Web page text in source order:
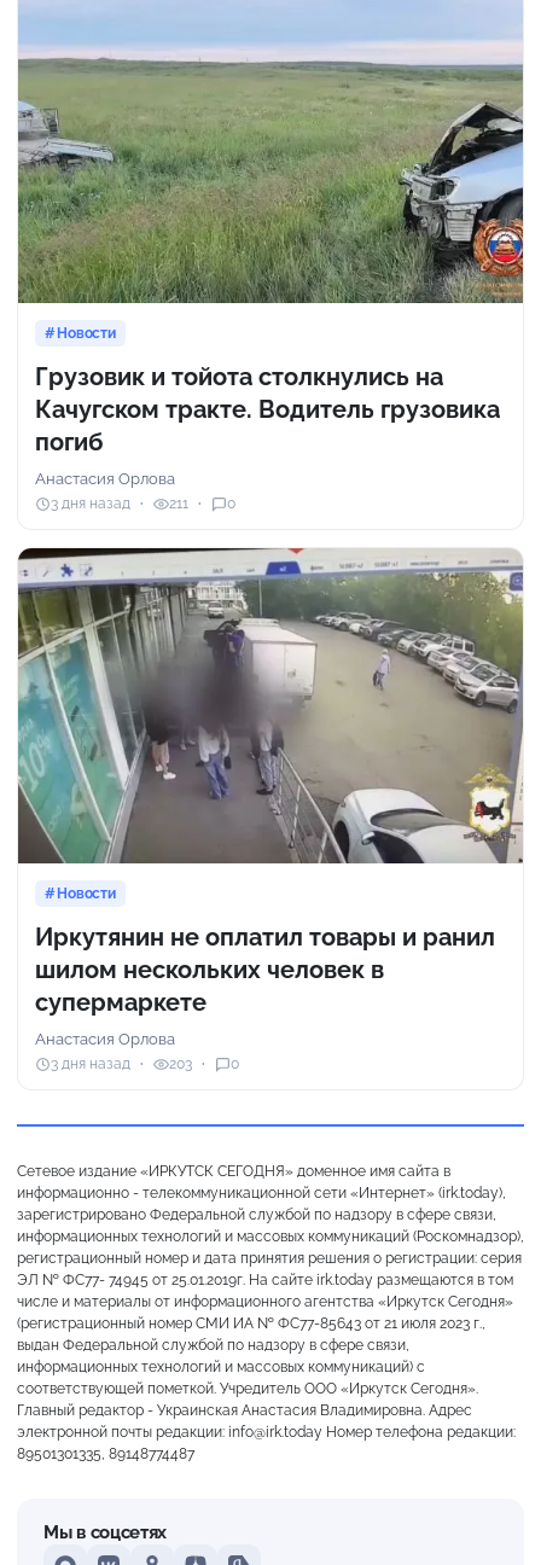
Новости
Грузовик и тойота столкнулись на
Качугском тракте. Водитель грузовика
погиб
Анастасия Орлова
3 дня назад 211 0
Новости
Иркутянин не оплатил товары и ранил
шилом нескольких человек в
супермаркете
Анастасия Орлова
3 дня назад 203 0
Сетевое издание «ИРКУТСК СЕГОДНЯ» доменное имя сайта в
информационно - телекоммуникационной сети «Интернет» (irk.today),
зарегистрировано Федеральной службой по надзору в сфере связи,
информационных технологий и массовых коммуникаций (Роскомнадзор),
регистрационный номер и дата принятия решения о регистрации: серия
ЭЛ № ФС77- 74945 от 25.01.2019г. На сайте irk.today размещаются в том
числе и материалы от информационного агентства «Иркутск Сегодня»
(регистрационный номер СМИ ИА № ФС77-85643 от 21 июля 2023 г.,
выдан Федеральной службой по надзору в сфере связи,
информационных технологий и массовых коммуникаций) с
соответствующей пометкой. Учредитель ООО «Иркутск Сегодня».
Главный редактор - Украинская Анастасия Владимировна. Адрес
электронной почты редакции: info@irk.today Номер телефона редакции:
89501301335, 89148774487
Мы в соцсетях